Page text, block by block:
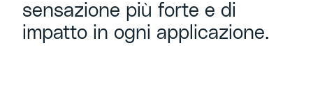
sensazione più forte e di
impatto in ogni applicazione.